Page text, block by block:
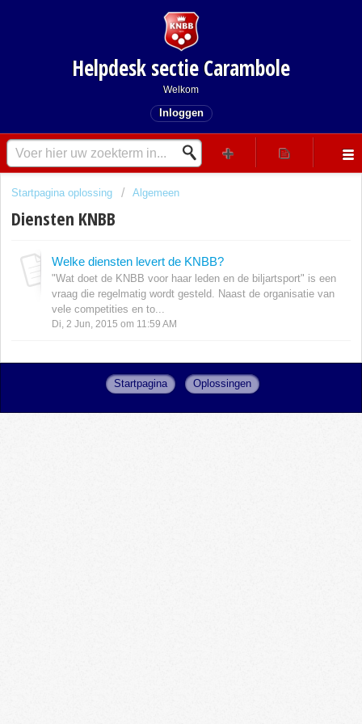
Helpdesk sectie Carambole
Welkom
Inloggen
Startpagina oplossing Algemeen
Diensten KNBB
Welke diensten levert de KNBB?
"Wat doet de KNBB voor haar leden en de biljartsport" is een
vraag die regelmatig wordt gesteld. Naast de organisatie van
vele competities en to...
Di, 2 Jun, 2015 om 11:59 AM
Startpagina Oplossingen